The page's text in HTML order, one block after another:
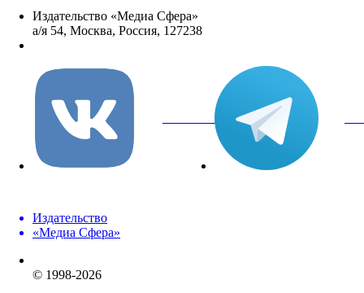
Издательство «Медиа Сфера»
а/я 54, Москва, Россия, 127238
вКонтакте
Издательство
«Медиа Сфера»
© 1998-2026